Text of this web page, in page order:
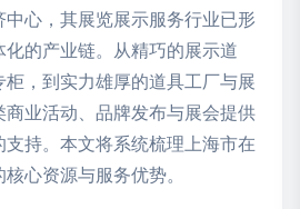
心，其展览展示服务行业已形
的产业链。从精巧的展示道
，到实力雄厚的道具工厂与展
商业活动、品牌发布与展会提供
持。本文将系统梳理上海市在
心资源与服务优势。